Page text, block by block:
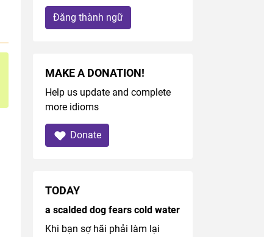
Đăng thành ngữ
MAKE A DONATION!
Help us update and complete
more idioms
Donate
TODAY
a scalded dog fears cold water
Khi bạn sợ hãi phải làm lại